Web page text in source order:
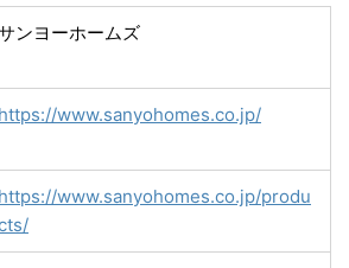
ンヨーホームズ
https://www.sanyohomes.co.jp/
https://www.sanyohomes.co.jp/produ